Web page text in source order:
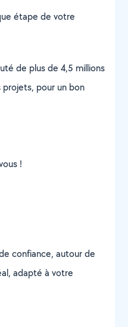
étape de votre
de plus de 4,5 millions
pour un bon
!
confiance, autour de
adapté à votre